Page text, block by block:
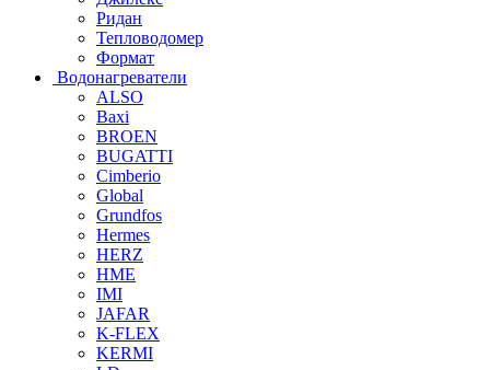
Ридан
Тепловодомер
Формат
Водонагреватели
ALSO
Baxi
BROEN
BUGATTI
Cimberio
Global
Grundfos
Hermes
HERZ
HME
IMI
JAFAR
K-FLEX
KERMI